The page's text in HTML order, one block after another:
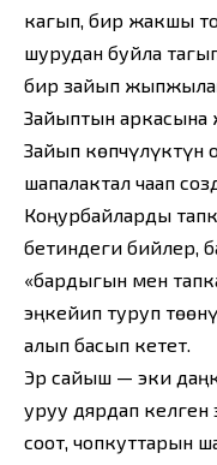
кагып, бир жакшы
шурудан буйла
бир зайып
Зайыптын аркасына
Зайып көпчүлүктүн
шапалактал чаап
Коңурбайларды
бетиндеги бийлер,
«бардыгын мен
эңкейип туруп
алып басып кетет.
Эр сайыш — эки
уруу дярдап
соот, чопкуттарын